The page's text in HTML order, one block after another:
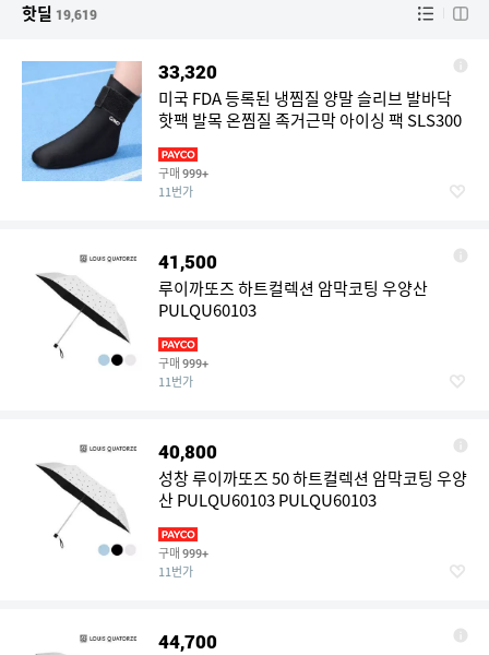
핫딜 19,619
33,320
미국 FDA 등록된 냉찜질 양말 슬리브 발바닥
핫팩 발목 온찜질 족거근막 아이싱 팩 SLS300
구매 999+
11번가
41,500
루이까또즈 하트컬렉션 암막코팅 우양산
PULQU60103
구매 999+
11번가
40,800
성창 루이까또즈 50 하트컬렉션 암막코팅 우양
산 PULQU60103 PULQU60103
구매 999+
11번가
44,700